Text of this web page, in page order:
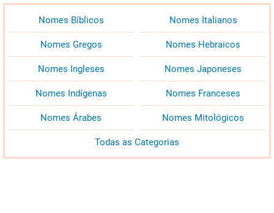
Nomes Bíblicos Nomes Italianos
Nomes Gregos Nomes Hebraicos
Nomes Ingleses Nomes Japoneses
Nomes Indígenas Nomes Franceses
Nomes Árabes Nomes Mitológicos
Todas as Categorias